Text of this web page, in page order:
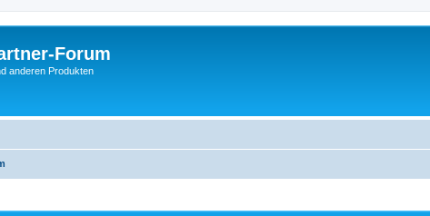
Forum
anderen Produkten